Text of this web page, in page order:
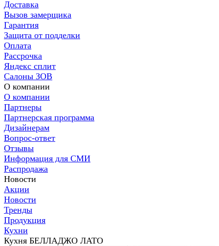
Доставка
Вызов замерщика
Гарантия
Защита от подделки
Оплата
Рассрочка
Яндекс сплит
Салоны ЗОВ
О компании
О компании
Партнеры
Партнерская программа
Дизайнерам
Вопрос-ответ
Отзывы
Информация для СМИ
Распродажа
Новости
Акции
Новости
Тренды
Продукция
Кухни
Кухня БЕЛЛАДЖО ЛАТО